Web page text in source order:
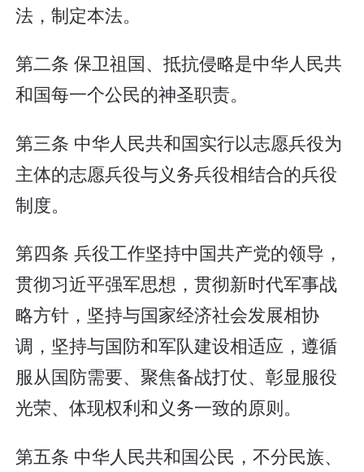
法，制定本法。
第二条 保卫祖国、抵抗侵略是中华人民共
和国每一个公民的神圣职责。
第三条 中华人民共和国实行以志愿兵役为
主体的志愿兵役与义务兵役相结合的兵役
制度。
第四条 兵役工作坚持中国共产党的领导，
贯彻习近平强军思想，贯彻新时代军事战
略方针，坚持与国家经济社会发展相协
调，坚持与国防和军队建设相适应，遵循
服从国防需要、聚焦备战打仗、彰显服役
光荣、体现权利和义务一致的原则。
第五条 中华人民共和国公民，不分民族、